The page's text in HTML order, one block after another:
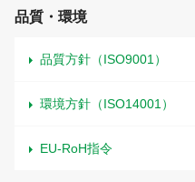
品質・環境
品質方針（ISO9001）
環境方針（ISO14001）
EU-RoH指令